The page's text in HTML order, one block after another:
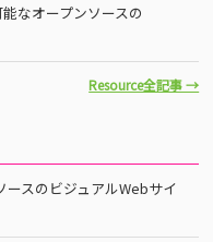
なオープンソースの
Resource全記事 →
スのビジュアルWebサイ